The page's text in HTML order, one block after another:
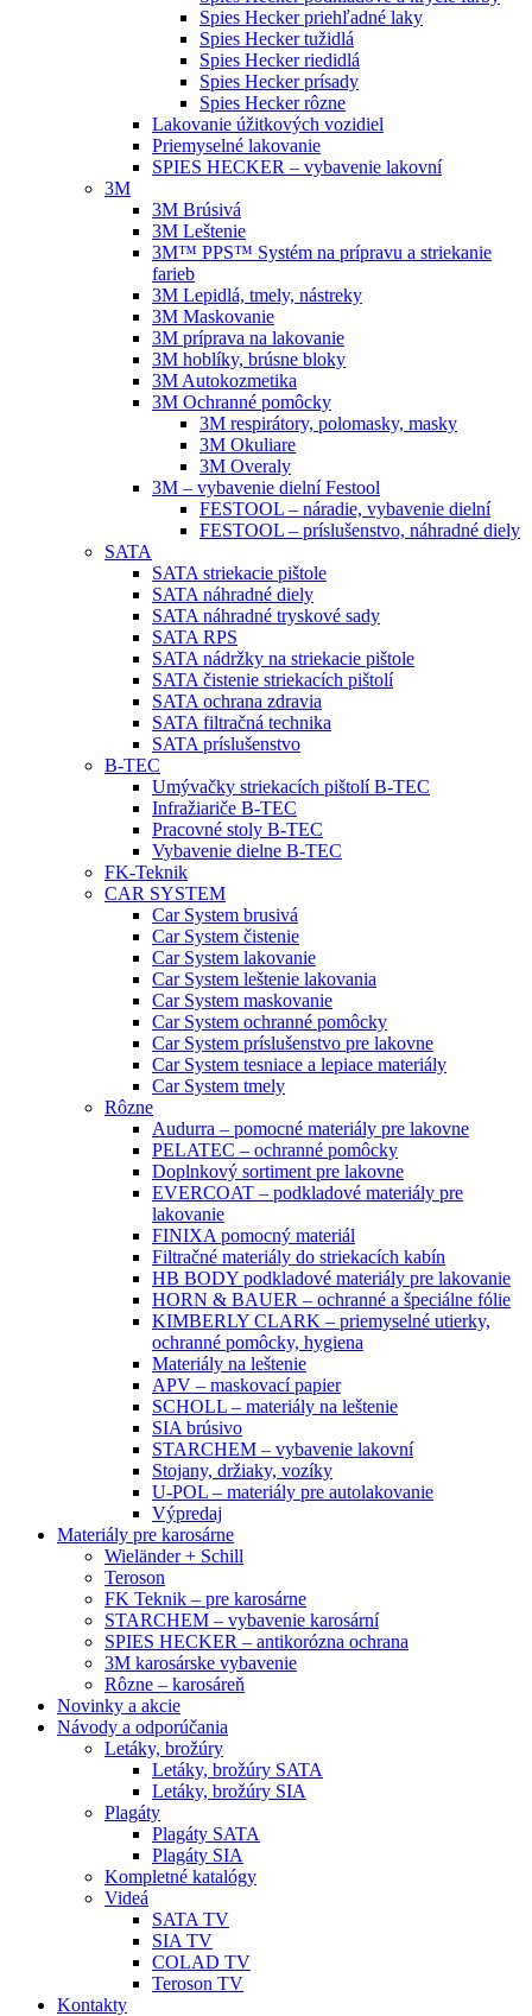
Spies Hecker priehľadné laky
Spies Hecker tužidlá
Spies Hecker riedidlá
Spies Hecker prísady
Spies Hecker rôzne
Lakovanie úžitkových vozidiel
Priemyselné lakovanie
SPIES HECKER – vybavenie lakovní
3M
3M Brúsivá
3M Leštenie
3M™ PPS™ Systém na prípravu a striekanie
farieb
3M Lepidlá, tmely, nástreky
3M Maskovanie
3M príprava na lakovanie
3M hoblíky, brúsne bloky
3M Autokozmetika
3M Ochranné pomôcky
3M respirátory, polomasky, masky
3M Okuliare
3M Overaly
3M – vybavenie dielní Festool
FESTOOL – náradie, vybavenie dielní
FESTOOL – príslušenstvo, náhradné diely
SATA
SATA striekacie pištole
SATA náhradné diely
SATA náhradné tryskové sady
SATA RPS
SATA nádržky na striekacie pištole
SATA čistenie striekacích pištolí
SATA ochrana zdravia
SATA filtračná technika
SATA príslušenstvo
B-TEC
Umývačky striekacích pištolí B-TEC
Infražiariče B-TEC
Pracovné stoly B-TEC
Vybavenie dielne B-TEC
FK-Teknik
CAR SYSTEM
Car System brusivá
Car System čistenie
Car System lakovanie
Car System leštenie lakovania
Car System maskovanie
Car System ochranné pomôcky
Car System príslušenstvo pre lakovne
Car System tesniace a lepiace materiály
Car System tmely
Rôzne
Audurra – pomocné materiály pre lakovne
PELATEC – ochranné pomôcky
Doplnkový sortiment pre lakovne
EVERCOAT – podkladové materiály pre
lakovanie
FINIXA pomocný materiál
Filtračné materiály do striekacích kabín
HB BODY podkladové materiály pre lakovanie
HORN & BAUER – ochranné a špeciálne fólie
KIMBERLY CLARK – priemyselné utierky,
ochranné pomôcky, hygiena
Materiály na leštenie
APV – maskovací papier
SCHOLL – materiály na leštenie
SIA brúsivo
STARCHEM – vybavenie lakovní
Stojany, držiaky, vozíky
U-POL – materiály pre autolakovanie
Výpredaj
Materiály pre karosárne
Wieländer + Schill
Teroson
FK Teknik – pre karosárne
STARCHEM – vybavenie karosární
SPIES HECKER – antikorózna ochrana
3M karosárske vybavenie
Rôzne – karosáreň
Novinky a akcie
Návody a odporúčania
Letáky, brožúry
Letáky, brožúry SATA
Letáky, brožúry SIA
Plagáty
Plagáty SATA
Plagáty SIA
Kompletné katalógy
Videá
SATA TV
SIA TV
COLAD TV
Teroson TV
Kontakty